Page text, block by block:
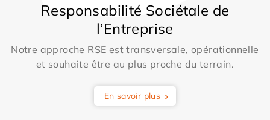
Responsabilité Sociétale de
l’Entreprise
Notre approche RSE est transversale, opérationnelle
et souhaite être au plus proche du terrain.
En savoir plus